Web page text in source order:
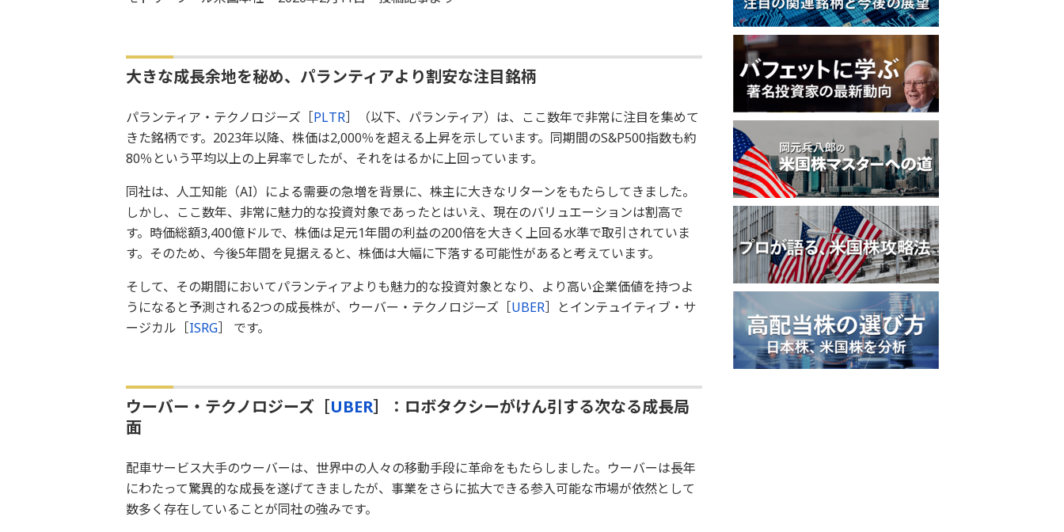
大きな成長余地を秘め、パランティアより割安な注目銘柄
パランティア・テクノロジーズ［PLTR］（以下、パランティア）は、ここ数年で非常に注目を集めて
きた銘柄です。2023年以降、株価は2,000％を超える上昇を示しています。同期間のS&P500指数も約
80％という平均以上の上昇率でしたが、それをはるかに上回っています。
同社は、人工知能（AI）による需要の急増を背景に、株主に大きなリターンをもたらしてきました。
しかし、ここ数年、非常に魅力的な投資対象であったとはいえ、現在のバリュエーションは割高で
す。時価総額3,400億ドルで、株価は足元1年間の利益の200倍を大きく上回る水準で取引されていま
す。そのため、今後5年間を見据えると、株価は大幅に下落する可能性があると考えています。
そして、その期間においてパランティアよりも魅力的な投資対象となり、より高い企業価値を持つよ
うになると予測される2つの成長株が、ウーバー・テクノロジーズ［UBER］とインテュイティブ・サ
ージカル［ISRG］ です。
ウーバー・テクノロジーズ［UBER］：ロボタクシーがけん引する次なる成長局
面
配車サービス大手のウーバーは、世界中の人々の移動手段に革命をもたらしました。ウーバーは長年
にわたって驚異的な成長を遂げてきましたが、事業をさらに拡大できる参入可能な市場が依然として
数多く存在していることが同社の強みです。